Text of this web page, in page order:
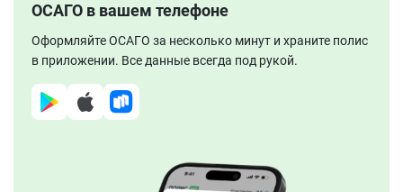
ОСАГО в вашем телефоне
Оформляйте ОСАГО за несколько минут и храните полис
в приложении. Все данные всегда под рукой.